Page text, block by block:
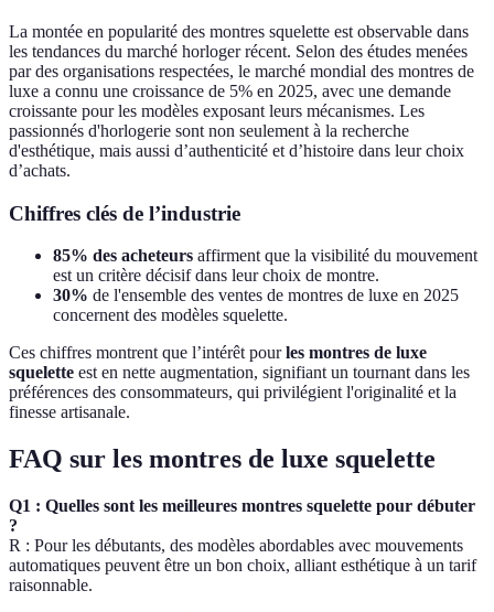
La montée en popularité des montres squelette est observable dans
les tendances du marché horloger récent. Selon des études menées
par des organisations respectées, le marché mondial des montres de
luxe a connu une croissance de 5% en 2025, avec une demande
croissante pour les modèles exposant leurs mécanismes. Les
passionnés d'horlogerie sont non seulement à la recherche
d'esthétique, mais aussi d’authenticité et d’histoire dans leur choix
d’achats.
Chiffres clés de l’industrie
85% des acheteurs affirment que la visibilité du mouvement
est un critère décisif dans leur choix de montre.
30% de l'ensemble des ventes de montres de luxe en 2025
concernent des modèles squelette.
Ces chiffres montrent que l’intérêt pourles montres de luxe
squelette est en nette augmentation, signifiant un tournant dans les
préférences des consommateurs, qui privilégient l'originalité et la
finesse artisanale.
FAQ sur les montres de luxe squelette
Q1 : Quelles sont les meilleures montres squelette pour débuter
?
R : Pour les débutants, des modèles abordables avec mouvements
automatiques peuvent être un bon choix, alliant esthétique à un tarif
raisonnable.